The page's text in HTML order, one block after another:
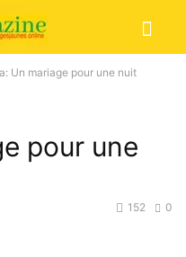
Un mariage pour une nuit
pour une
0
152